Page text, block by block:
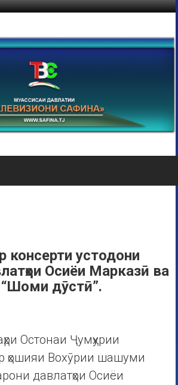
консерти устодони
Осиёи Марказӣ ва
дӯстӣ”.
Остонаи Ҷумҳурии
ҳошияи Вохӯрии шашуми
давлатҳои Осиёи